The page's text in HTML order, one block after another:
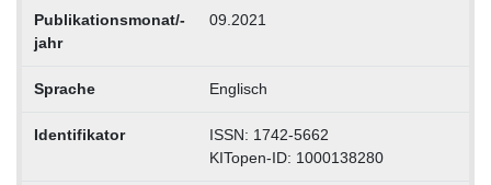
Publikationsmonat/-
jahr
09.2021
Sprache Englisch
Identifikator
ISSN: 1742-5662
KITopen-ID: 1000138280